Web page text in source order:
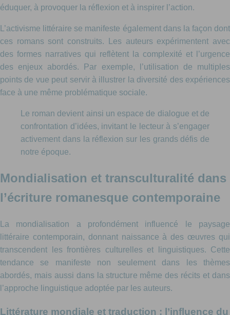
éduquer, à provoquer la réflexion et à inspirer l’action.
L’activisme littéraire se manifeste également dans la façon dont
ces romans sont construits. Les auteurs expérimentent avec
des formes narratives qui reflètent la complexité et l’urgence
des enjeux abordés. Par exemple, l’utilisation de multiples
points de vue peut servir à illustrer la diversité des expériences
face à une même problématique sociale.
Le roman devient ainsi un espace de dialogue et de
confrontation d’idées, invitant le lecteur à s’engager
activement dans la réflexion sur les grands défis de
notre époque.
Mondialisation et transculturalité dans
l’écriture romanesque contemporaine
La mondialisation a profondément influencé le paysage
littéraire contemporain, donnant naissance à des œuvres qui
transcendent les frontières culturelles et linguistiques. Cette
tendance se manifeste non seulement dans les thèmes
abordés, mais aussi dans la structure même des récits et dans
l’approche linguistique adoptée par les auteurs.
Littérature mondiale et traduction : l’influence du